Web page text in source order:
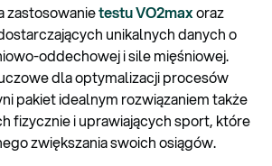
zastosowanietestu VO2maxoraz
unikalnych danych o
oddechowej i sile mięśniowej.
dla optymalizacji procesów
pakiet idealnym rozwiązaniem także
fizycznie i uprawiających sport, które
zwiększania swoich osiągów.